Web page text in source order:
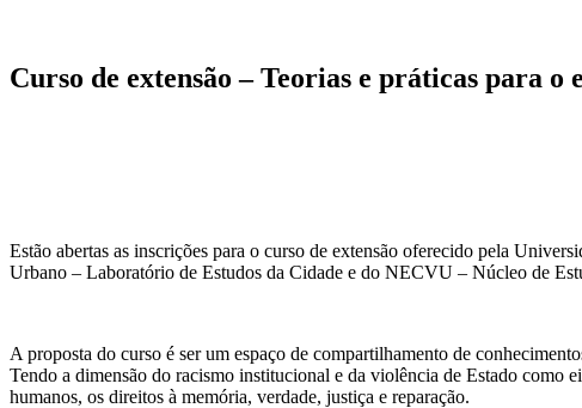
Curso de extensão – Teorias e práticas para
Estão abertas as inscrições para o curso de extensão oferecido pela
Urbano – Laboratório de Estudos da Cidade e do NECVU – Núcleo de
A proposta do curso é ser um espaço de compartilhamento de
Tendo a dimensão do racismo institucional e da violência de Estado como
humanos, os direitos à memória, verdade, justiça e reparação.